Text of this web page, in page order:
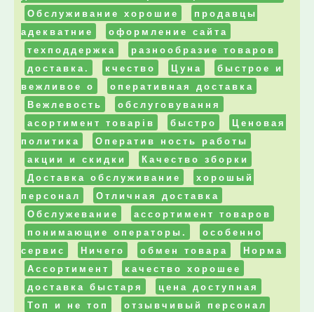
Обслуживание хорошие
продавцы
адекватние
оформление сайта
техподдержка
разнообразие товаров
доставка.
кчество Цуна
быстрое и
вежливое о
оперативная доставка
Вежлевость
обслуговування
асортимент товарів
быстро
Ценовая
политика
Оператив ность работы
акции и скидки
Качество зборки
Доставка обслуживание
хорошый
персонал
Отличная доставка
Обслужевание
ассортимент товаров
понимающие операторы.
особенно
сервис
Ничего обмен товара
Норма
Ассортимент
качество хорошее
доставка быстаря
цена доступная
Топ и не топ
отзывчивый персонал